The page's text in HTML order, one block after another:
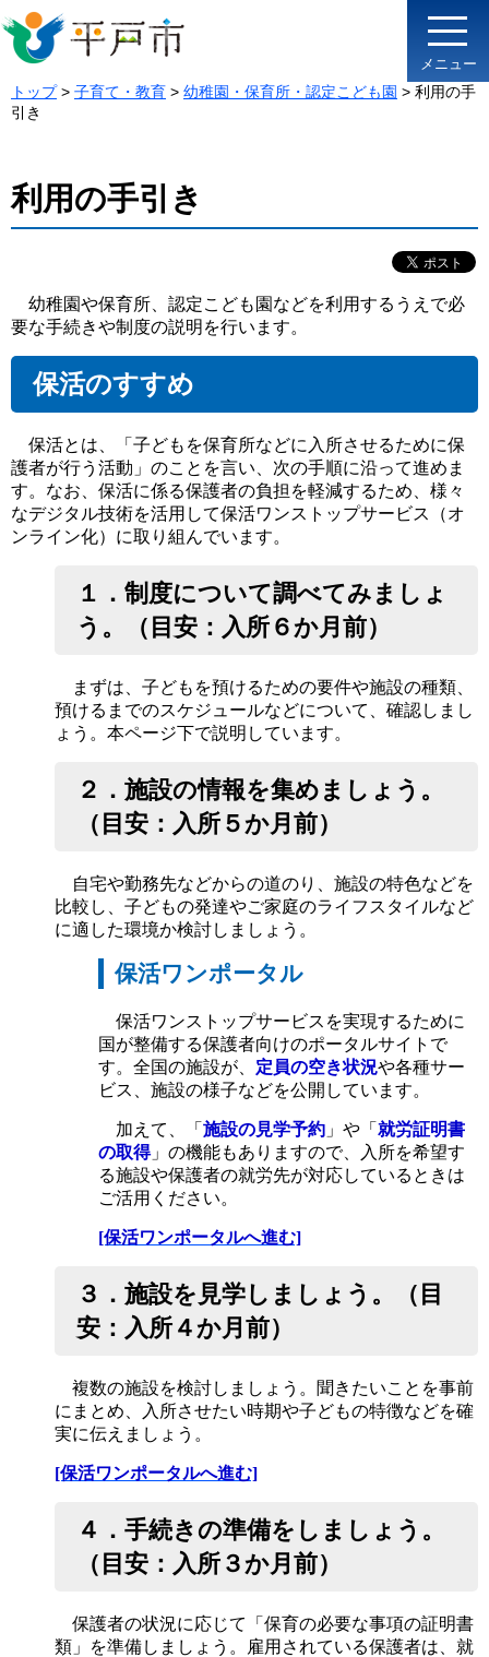
メニュー
トップ> 子育て・教育 > 幼稚園・保育所・認定こども園 > 利用の手
引き
利用の手引き
幼稚園や保育所、認定こども園などを利用するうえで必
要な手続きや制度の説明を行います。
保活のすすめ
保活とは、「子どもを保育所などに入所させるために保
護者が行う活動」のことを言い、次の手順に沿って進めま
す。なお、保活に係る保護者の負担を軽減するため、様々
なデジタル技術を活用して保活ワンストップサービス（オ
ンライン化）に取り組んでいます。
１．制度について調べてみましょ
う。（目安：入所６か月前）
まずは、子どもを預けるための要件や施設の種類、
預けるまでのスケジュールなどについて、確認しまし
ょう。本ページ下で説明しています。
２．施設の情報を集めましょう。
（目安：入所５か月前）
自宅や勤務先などからの道のり、施設の特色などを
比較し、子どもの発達やご家庭のライフスタイルなど
に適した環境か検討しましょう。
保活ワンポータル
保活ワンストップサービスを実現するために
国が整備する保護者向けのポータルサイトで
す。全国の施設が、 定員の空き状況や各種サー
ビス、施設の様子などを公開しています。
加えて、「 施設の見学予約 」や「 就労証明書
の取得」の機能もありますので、入所を希望す
る施設や保護者の就労先が対応しているときは
ご活用ください。
[保活ワンポータルへ進む]
３．施設を見学しましょう。（目
安：入所４か月前）
複数の施設を検討しましょう。聞きたいことを事前
にまとめ、入所させたい時期や子どもの特徴などを確
実に伝えましょう。
[保活ワンポータルへ進む]
４．手続きの準備をしましょう。
（目安：入所３か月前）
保護者の状況に応じて「保育の必要な事項の証明書
類」を準備しましょう。雇用されている保護者は、就